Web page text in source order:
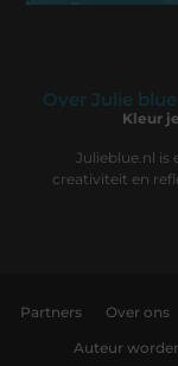
Over Julie blue
Kleur
Julieblue.nl is
creativiteit en
Partners Over ons
Auteur